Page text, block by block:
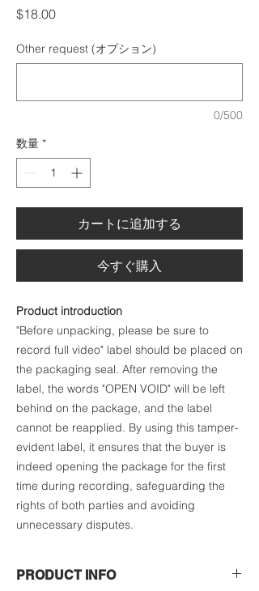
$18.00価格
Other request (オプション)
0/500
数量 *
カートに追加する
今すぐ購入
Product introduction
"Before unpacking, please be sure to
record full video" label should be placed on
the packaging seal. After removing the
label, the words "OPEN VOID" will be left
behind on the package, and the label
cannot be reapplied. By using this tamper-
evident label, it ensures that the buyer is
indeed opening the package for the first
time during recording, safeguarding the
rights of both parties and avoiding
unnecessary disputes.
PRODUCT INFO